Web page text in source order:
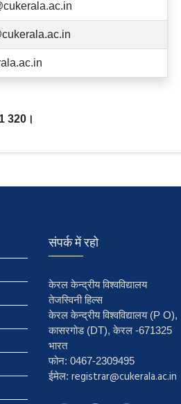
320।
संपर्क में रहो
केरल केन्द्रीय विश्वविद्यालय
तेजस्विनी हिल्स
केरल केन्द्रीय विश्वविद्यालय (P O),
कासरगोड (DT), केरल -671325
भारत
फोन: 0467-2309495
ईमेल: registrar@cukerala.ac.in